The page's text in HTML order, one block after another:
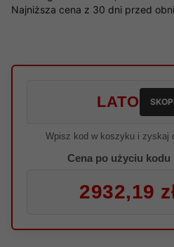
Najniższa cena z 30 dni przed
LATO
Wpisz kod w koszyku i zyskaj
Cena po użyciu
2932,19